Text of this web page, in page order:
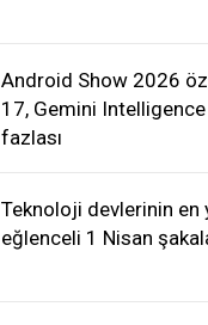
Android Show 2026
17, Gemini
fazlası
Teknoloji devlerinin en
eğlenceli 1 Nisan